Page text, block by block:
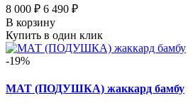
8 000 ₽ 6 490 ₽
В корзину
Купить в один клик
-19%
МАТ (ПОДУШКА) жаккард бамбу